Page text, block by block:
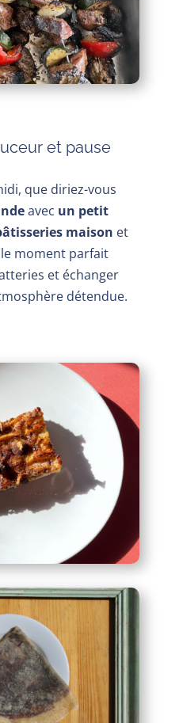
et pause
que diriez-vous
avec un petit
maison et
le moment parfait
et échanger
détendue.